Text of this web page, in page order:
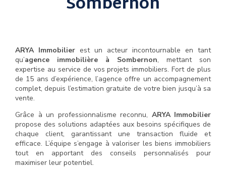
ARYA Immobilier est un acteur incontournable en tant
qu’agence immobilière à Sombernon, mettant son
expertise au service de vos projets immobiliers. Fort de plus
de 15 ans d’expérience, l’agence offre un accompagnement
complet, depuis l’estimation gratuite de votre bien jusqu’à sa
vente.
Grâce à un professionnalisme reconnu, ARYA Immobilier
propose des solutions adaptées aux besoins spécifiques de
chaque client, garantissant une transaction fluide et
efficace. L’équipe s’engage à valoriser les biens immobiliers
tout en apportant des conseils personnalisés pour
maximiser leur potentiel.